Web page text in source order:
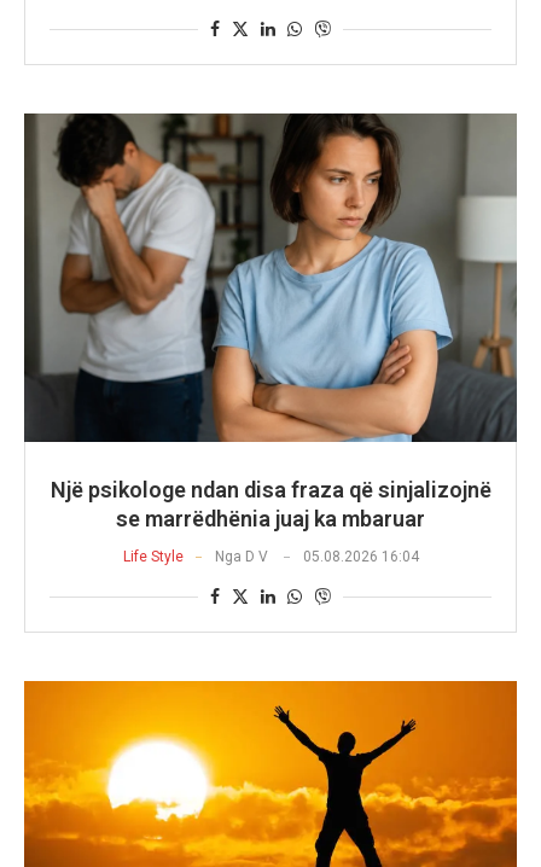
Një psikologe ndan disa fraza që sinjalizojnë
se marrëdhënia juaj ka mbaruar
Life Style Nga D V 05.08.2026 16:04